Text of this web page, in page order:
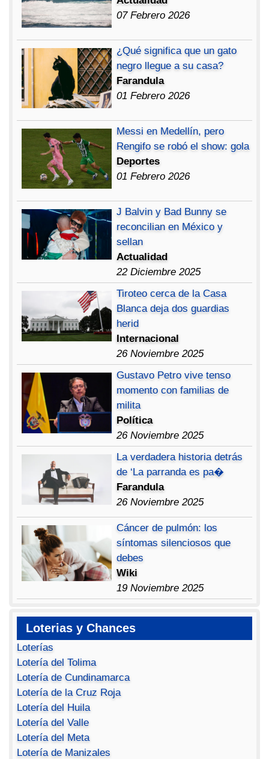
07 Febrero 2026
¿Qué significa que un gato
negro llegue a su casa?
Farandula
01 Febrero 2026
Messi en Medellín, pero
Rengifo se robó el show: gola
Deportes
01 Febrero 2026
J Balvin y Bad Bunny se
reconcilian en México y
sellan
Actualidad
22 Diciembre 2025
Tiroteo cerca de la Casa
Blanca deja dos guardias
herid
Internacional
26 Noviembre 2025
Gustavo Petro vive tenso
momento con familias de
milita
Política
26 Noviembre 2025
La verdadera historia detrás
de ‘La parranda es pa�
Farandula
26 Noviembre 2025
Cáncer de pulmón: los
síntomas silenciosos que
debes
Wiki
19 Noviembre 2025
Loterias y Chances
Loterías
Lotería del Tolima
Lotería de Cundinamarca
Lotería de la Cruz Roja
Lotería del Huila
Lotería del Valle
Lotería del Meta
Lotería de Manizales